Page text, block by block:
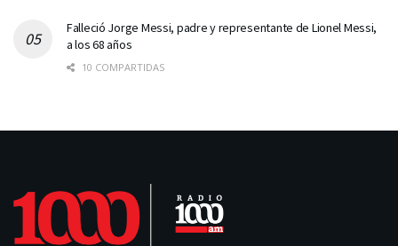
Falleció Jorge Messi, padre y representante de Lionel Messi,
a los 68 años
10 COMPARTIDAS